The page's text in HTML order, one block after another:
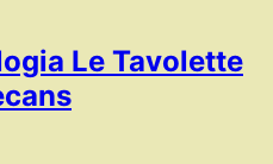
Le Tavolette